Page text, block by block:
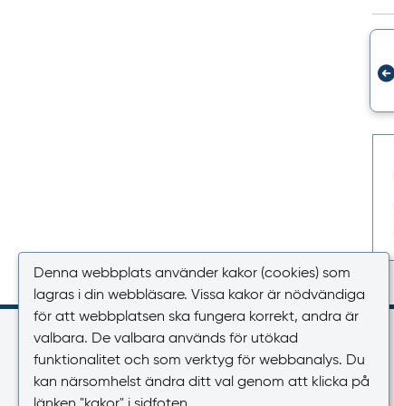
Kontakt
Växel
Denna webbplats använder kakor (cookies) som
lagras i din webbläsare. Vissa kakor är nödvändiga
för att webbplatsen ska fungera korrekt, andra är
valbara. De valbara används för utökad
funktionalitet och som verktyg för webbanalys. Du
kan närsomhelst ändra ditt val genom att klicka på